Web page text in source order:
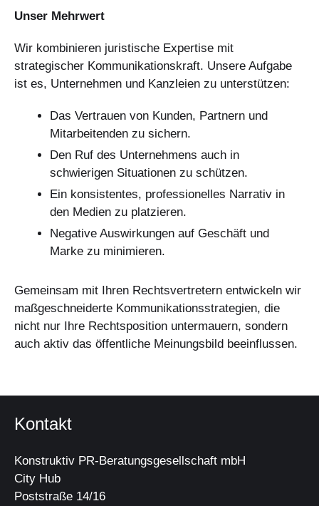
Unser Mehrwert
Wir kombinieren juristische Expertise mit
strategischer Kommunikationskraft. Unsere Aufgabe
ist es, Unternehmen und Kanzleien zu unterstützen:
Das Vertrauen von Kunden, Partnern und
Mitarbeitenden zu sichern.
Den Ruf des Unternehmens auch in
schwierigen Situationen zu schützen.
Ein konsistentes, professionelles Narrativ in
den Medien zu platzieren.
Negative Auswirkungen auf Geschäft und
Marke zu minimieren.
Gemeinsam mit Ihren Rechtsvertretern entwickeln wir
maßgeschneiderte Kommunikationsstrategien, die
nicht nur Ihre Rechtsposition untermauern, sondern
auch aktiv das öffentliche Meinungsbild beeinflussen.
Kontakt
Konstruktiv PR-Beratungsgesellschaft mbH
City Hub
Poststraße 14/16